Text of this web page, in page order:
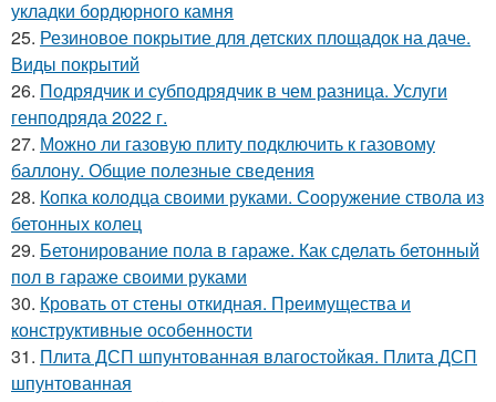
укладки бордюрного камня
25. Резиновое покрытие для детских площадок на даче.
Виды покрытий
26. Подрядчик и субподрядчик в чем разница. Услуги
генподряда 2022 г.
27. Можно ли газовую плиту подключить к газовому
баллону. Общие полезные сведения
28. Копка колодца своими руками. Сооружение ствола из
бетонных колец
29. Бетонирование пола в гараже. Как сделать бетонный
пол в гараже своими руками
30. Кровать от стены откидная. Преимущества и
конструктивные особенности
31. Плита ДСП шпунтованная влагостойкая. Плита ДСП
шпунтованная